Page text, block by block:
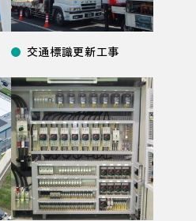
交通標識更新工事